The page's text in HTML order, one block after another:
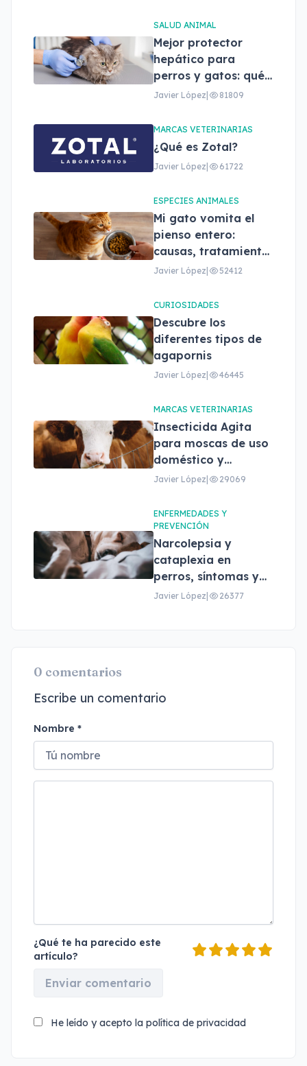
SALUD ANIMAL
Mejor protector
hepático para
perros y gatos: qué
son, beneficios y
adecuado
Javier López 81809
MARCAS VETERINARIAS
¿Qué es Zotal?
Javier López 61722
ESPECIES ANIMALES
Mi gato vomita el
pienso entero:
causas, tratamiento
y cuándo
Javier López 52412
CURIOSIDADES
Descubre los
diferentes tipos de
agapornis
Javier López 46445
MARCAS VETERINARIAS
Insecticida Agita
para moscas de uso
doméstico y
profesional
Javier López 29069
ENFERMEDADES Y
PREVENCIÓN
Narcolepsia y
cataplexia en
perros, síntomas y
tratamiento
Javier López 26377
0 comentarios
Escribe un comentario
Nombre *
¿Qué te ha parecido este
artículo?
Enviar comentario
He leído y acepto la política de privacidad